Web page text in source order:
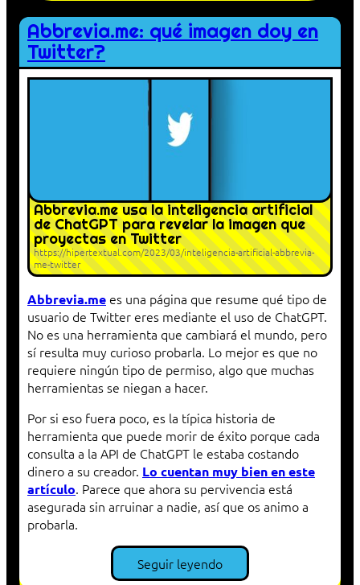
Abbrevia.me: qué imagen doy en
Twitter?
Abbrevia.me usa la inteligencia artificial
de ChatGPT para revelar la imagen que
proyectas en Twitter
https://hipertextual.com/2023/03/inteligencia-artificial-abbrevia-
me-twitter
Abbrevia.me es una página que resume qué tipo de
usuario de Twitter eres mediante el uso de ChatGPT.
No es una herramienta que cambiará el mundo, pero
sí resulta muy curioso probarla. Lo mejor es que no
requiere ningún tipo de permiso, algo que muchas
herramientas se niegan a hacer.
Por si eso fuera poco, es la típica historia de
herramienta que puede morir de éxito porque cada
consulta a la API de ChatGPT le estaba costando
dinero a su creador. Lo cuentan muy bien en este
artículo. Parece que ahora su pervivencia está
asegurada sin arruinar a nadie, así que os animo a
probarla.
Seguir leyendo